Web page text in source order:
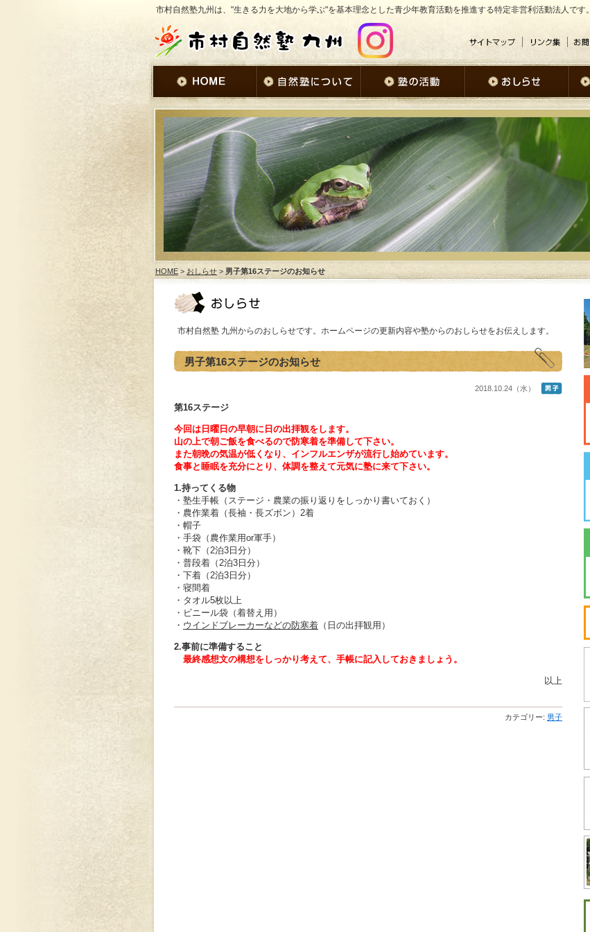
市村自然塾九州は、"生きる力を大地から学ぶ"を基本理念とした青少年教育活動を推進する特定非営利活動法人です。
HOME > おしらせ > 男子第16ステージのお知らせ
市村自然塾 九州からのおしらせです。ホームページの更新内容や塾からのおしらせをお伝えします。
男子第16ステージのお知らせ
2018.10.24（水）
第16ステージ
今回は日曜日の早朝に日の出拝観をします。
山の上で朝ご飯を食べるので防寒着を準備して下さい。
また朝晩の気温が低くなり、インフルエンザが流行し始めています。
食事と睡眠を充分にとり、体調を整えて元気に塾に来て下さい。
1.持ってくる物
・塾生手帳（ステージ・農業の振り返りをしっかり書いておく）
・農作業着（長袖・長ズボン）2着
・帽子
・手袋（農作業用оr軍手）
・靴下（2泊3日分）
・普段着（2泊3日分）
・下着（2泊3日分）
・寝間着
・タオル5枚以上
・ビニール袋（着替え用）
・ ウインドブレーカーなどの防寒着 （日の出拝観用）
2.事前に準備すること
最終感想文の構想をしっかり考えて、手帳に記入しておきましょう。
以上
カテゴリー: 男子